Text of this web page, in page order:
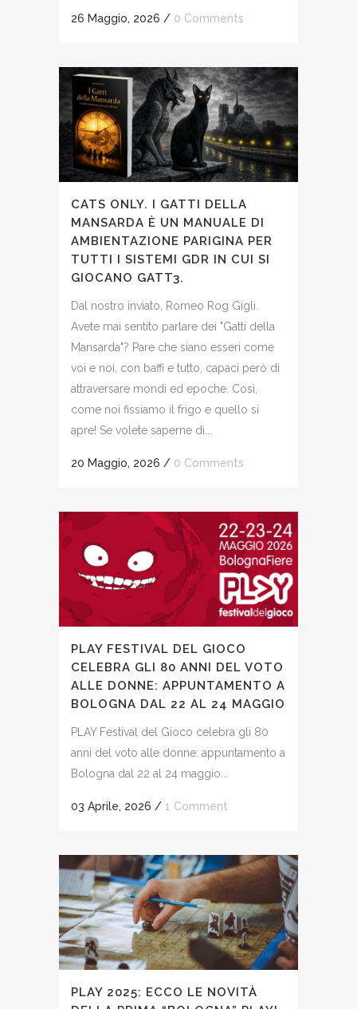
26 Maggio, 2026 / 0 Comments
CATS ONLY. I GATTI DELLA
MANSARDA È UN MANUALE DI
AMBIENTAZIONE PARIGINA PER
TUTTI I SISTEMI GDR IN CUI SI
GIOCANO GATT3.
Dal nostro inviato, Romeo Rog Gigli.
Avete mai sentito parlare dei "Gatti della
Mansarda"? Pare che siano esseri come
voi e noi, con baffi e tutto, capaci però di
attraversare mondi ed epoche. Così,
come noi fissiamo il frigo e quello si
apre! Se volete saperne di...
20 Maggio, 2026 / 0 Comments
PLAY FESTIVAL DEL GIOCO
CELEBRA GLI 80 ANNI DEL VOTO
ALLE DONNE: APPUNTAMENTO A
BOLOGNA DAL 22 AL 24 MAGGIO
PLAY Festival del Gioco celebra gli 80
anni del voto alle donne: appuntamento a
Bologna dal 22 al 24 maggio...
03 Aprile, 2026 / 1 Comment
PLAY 2025: ECCO LE NOVITÀ